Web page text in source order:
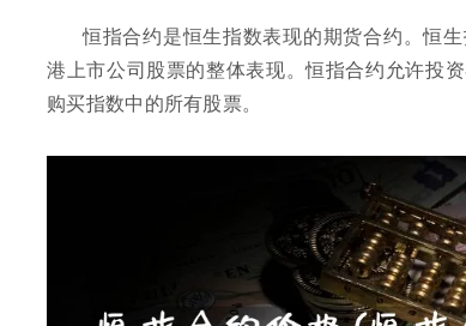
恒指合约是恒生指数表现的期货合约。恒
港上市公司股票的整体表现。恒指合约允许投
购买指数中的所有股票。